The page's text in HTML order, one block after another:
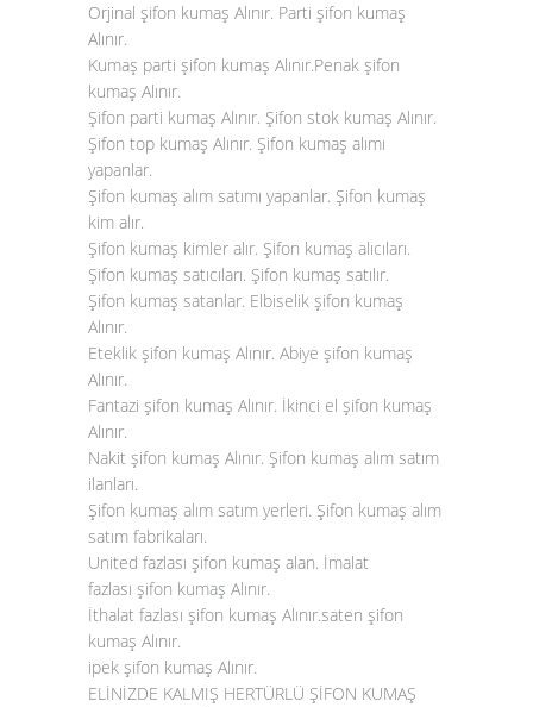
Orjinal şifon kumaş Alınır. Parti şifon kumaş
Alınır.
Kumaş parti şifon kumaş Alınır.Penak şifon
kumaş Alınır.
Şifon parti kumaş Alınır. Şifon stok kumaş Alınır.
Şifon top kumaş Alınır. Şifon kumaş alımı
yapanlar.
Şifon kumaş alım satımı yapanlar. Şifon kumaş
kim alır.
Şifon kumaş kimler alır. Şifon kumaş alıcıları.
Şifon kumaş satıcıları. Şifon kumaş satılır.
Şifon kumaş satanlar. Elbiselik şifon kumaş
Alınır.
Eteklik şifon kumaş Alınır. Abiye şifon kumaş
Alınır.
Fantazi şifon kumaş Alınır. İkinci el şifon kumaş
Alınır.
Nakit şifon kumaş Alınır. Şifon kumaş alım satım
ilanları.
Şifon kumaş alım satım yerleri. Şifon kumaş alım
satım fabrikaları.
United fazlası şifon kumaş alan. İmalat
fazlası şifon kumaş Alınır.
İthalat fazlası şifon kumaş Alınır.saten şifon
kumaş Alınır.
ipek şifon kumaş Alınır.
ELİNİZDE KALMIŞ HERTÜRLÜ ŞİFON KUMAŞ